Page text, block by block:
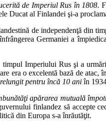
de Imperiul Rus în 1808.
Ducat al Finlandei şi-a
de independenţă din
Germaniei a
Imperiului Rus şi a
era o excelentă bază de
pentru încă 10 aniîn
apărarea mutuală
finlandez să accepte
din Europa s-a înrăutăţit.